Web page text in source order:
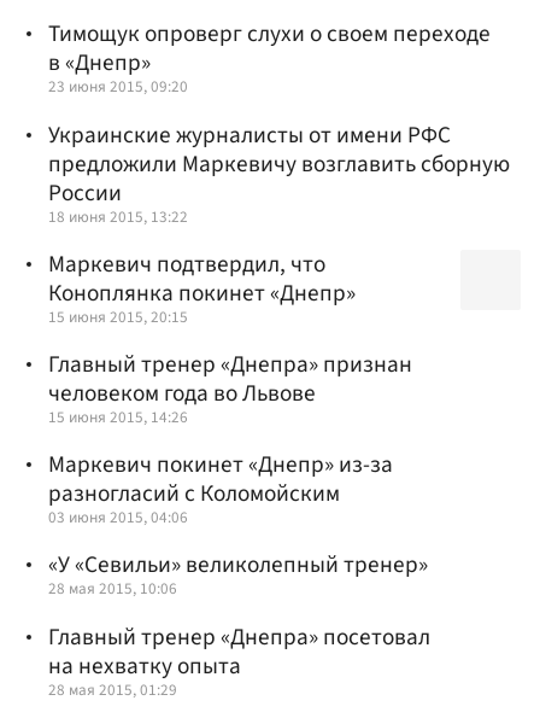
Тимощук опроверг слухи о своем переходе
в «Днепр»
23 июня 2015, 09:20
Украинские журналисты от имени РФС
предложили Маркевичу возглавить сборную
России
18 июня 2015, 13:22
Маркевич подтвердил, что
Коноплянка покинет «Днепр»
15 июня 2015, 20:15
Главный тренер «Днепра» признан
человеком года во Львове
15 июня 2015, 14:26
Маркевич покинет «Днепр» из-за
разногласий с Коломойским
03 июня 2015, 04:06
«У «Севильи» великолепный тренер»
28 мая 2015, 10:06
Главный тренер «Днепра» посетовал
на нехватку опыта
28 мая 2015, 01:29